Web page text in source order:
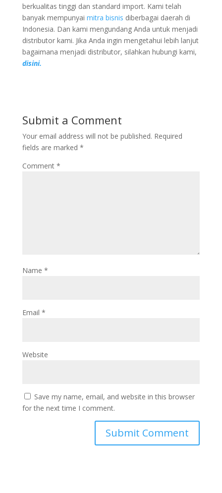
berkualitas tinggi dan standard import. Kami telah
banyak mempunyai mitra bisnis diberbagai daerah di
Indonesia. Dan kami mengundang Anda untuk menjadi
distributor kami. Jika Anda ingin mengetahui lebih lanjut
bagaimana menjadi distributor, silahkan hubungi kami,
disini.
Submit a Comment
Your email address will not be published. Required
fields are marked *
Comment *
Name *
Email *
Website
Save my name, email, and website in this browser
for the next time I comment.